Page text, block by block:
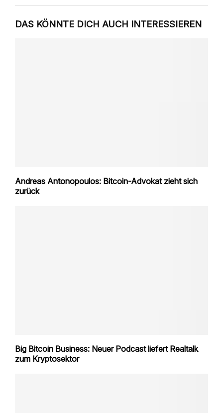
DAS KÖNNTE DICH AUCH INTERESSIEREN
Andreas Antonopoulos: Bitcoin-Advokat zieht sich
zurück
Big Bitcoin Business: Neuer Podcast liefert Realtalk
zum Kryptosektor